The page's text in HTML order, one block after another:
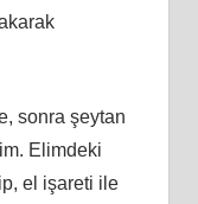
sonra şeytan
Elimdeki
el işareti ile